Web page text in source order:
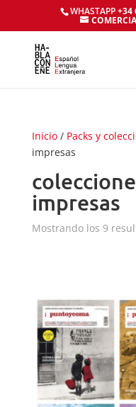
WHASTAPP+34
Inicio/ Packs y
impresas
impresas
Mostrando los 9